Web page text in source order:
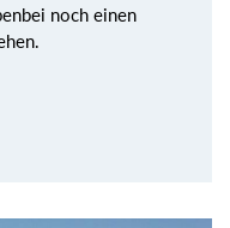
noch einen